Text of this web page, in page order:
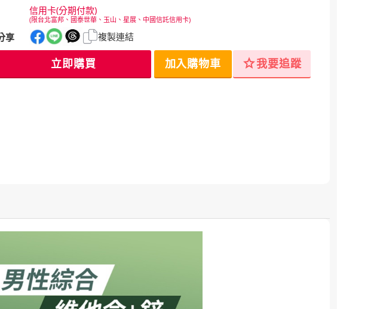
信用卡(分期付款)
(限台北富邦、國泰世華、玉山、星展、中國信託信用卡)
享 複製連結
立即購買 加入購物車 star我要追蹤